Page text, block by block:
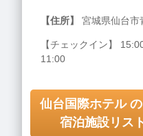
【住所】 宮城県仙台市
【チェックイン】
11:00
仙台国際ホテル
宿泊施設リス